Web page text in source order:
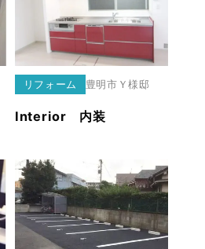
リフォーム 豊明市 Ｙ様邸
Interior 内装